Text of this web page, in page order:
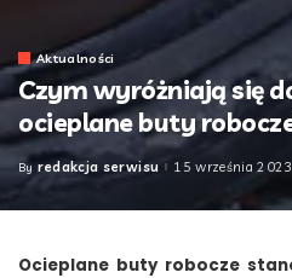
Aktualności
Czym wyróżniają się
ocieplane buty
Posted
By redakcja serwisu 15 września 2023
Ocieplane buty robocze